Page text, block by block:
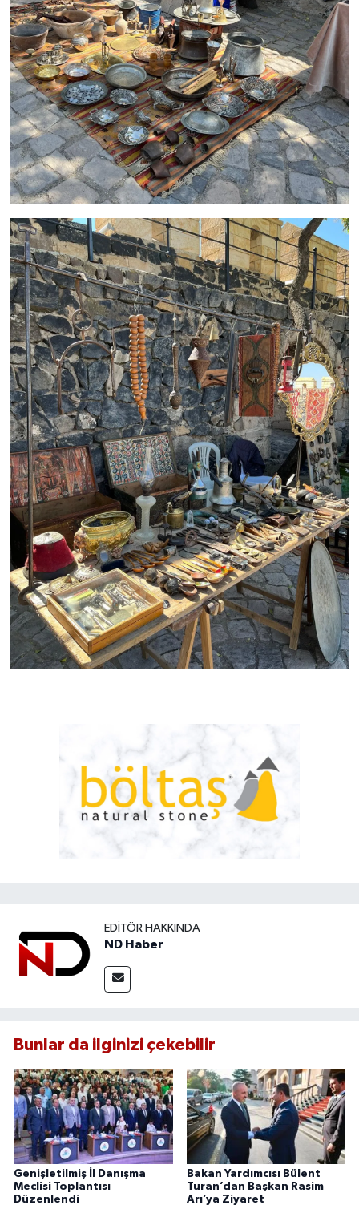
EDITÖR HAKKINDA
ND Haber
Bunlar da ilginizi çekebilir
Genişletilmiş İl Danışma
Meclisi Toplantısı
Düzenlendi
Bakan Yardımcısı Bülent
Turan’dan Başkan Rasim
Arı’ya Ziyaret